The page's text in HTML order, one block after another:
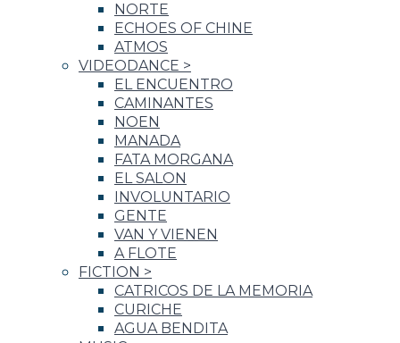
NORTE
ECHOES OF CHINE
ATMOS
VIDEODANCE >
EL ENCUENTRO
CAMINANTES
NOEN
MANADA
FATA MORGANA
EL SALON
INVOLUNTARIO
GENTE
VAN Y VIENEN
A FLOTE
FICTION >
CATRICOS DE LA MEMORIA
CURICHE
AGUA BENDITA